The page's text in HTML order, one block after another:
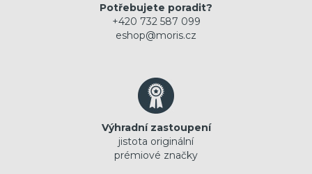
Potřebujete poradit?
+420 732 587 099
eshop@moris.cz
Výhradní zastoupení
jistota originální
prémiové značky